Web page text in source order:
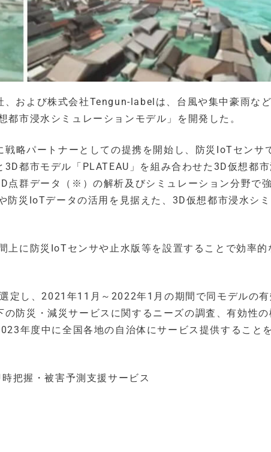
および株式会社Tengun-labelは、台風や集中豪雨な
都市浸水シミュレーションモデル」を開発した。
略パートナーとしての提携を開始し、防災IoTセンサ
都市モデル「PLATEAU」を組み合わせた3D仮想都市
点群データ（※）の解析及びシミュレーション分野で
災IoTデータの活用を見据えた、3D仮想都市浸水シミ
上に防災IoTセンサや止水版等を設置することで効率的
定し、2021年11月～2022年1月の期間で同モデルの有
防災・減災サービスに関するニーズの調査、有効性の
年度中に全国各地の自治体にサービス提供すること
把握・被害予測支援サービス